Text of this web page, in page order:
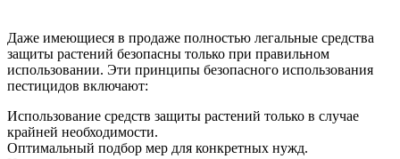
Даже имеющиеся в продаже полностью легальные средства
защиты растений безопасны только при правильном
использовании. Эти принципы безопасного использования
пестицидов включают:
Использование средств защиты растений только в случае
крайней необходимости.
Оптимальный подбор мер для конкретных нужд.